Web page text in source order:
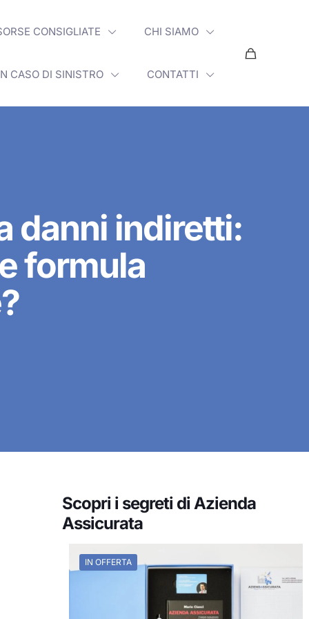
CONSIGLIATE CHI SIAMO
CASO DI SINISTRO CONTATTI
danni indiretti:
formula
Scopri i segreti di Azienda
Assicurata
IN OFFERTA